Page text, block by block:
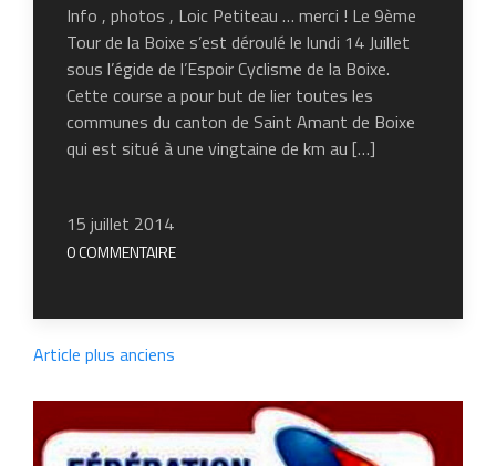
Info , photos , Loic Petiteau … merci ! Le 9ème
Tour de la Boixe s’est déroulé le lundi 14 Juillet
sous l’égide de l’Espoir Cyclisme de la Boixe.
Cette course a pour but de lier toutes les
communes du canton de Saint Amant de Boixe
qui est situé à une vingtaine de km au […]
15 juillet 2014
0 COMMENTAIRE
Article plus anciens